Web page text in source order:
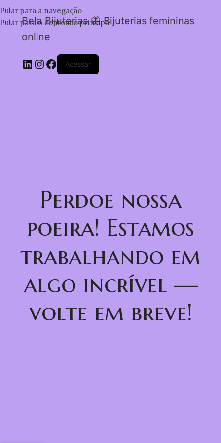
Pular para a navegação
Pular para o conteúdo principal
Bela Bijuterias 🦋 Bijuterias femininas
online
Acessar
Perdoe nossa
poeira! Estamos
trabalhando em
algo incrível —
volte em breve!